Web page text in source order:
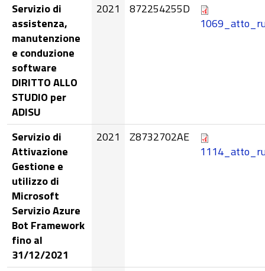
Servizio di
assistenza,
manutenzione
e conduzione
software
DIRITTO ALLO
STUDIO per
ADISU
2021
872254255D
Servizio di
Attivazione
Gestione e
utilizzo di
Microsoft
Servizio Azure
Bot Framework
fino al
31/12/2021
2021
Z8732702AE